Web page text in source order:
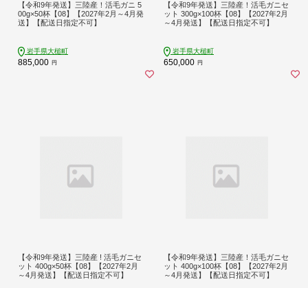
【令和9年発送】三陸産！活毛ガニ 5
00g×50杯【08】【2027年2月～4月発
送】【配送日指定不可】
岩手県大槌町
885,000 円
【令和9年発送】三陸産！活毛ガニセ
ット 300g×100杯【08】【2027年2月
～4月発送】【配送日指定不可】
岩手県大槌町
650,000 円
【令和9年発送】三陸産 ! 活毛ガニセ
ット 400g×50杯【08】【2027年2月
～4月発送】【配送日指定不可】
【令和9年発送】三陸産！活毛ガニセ
ット 400g×100杯【08】【2027年2月
～4月発送】【配送日指定不可】